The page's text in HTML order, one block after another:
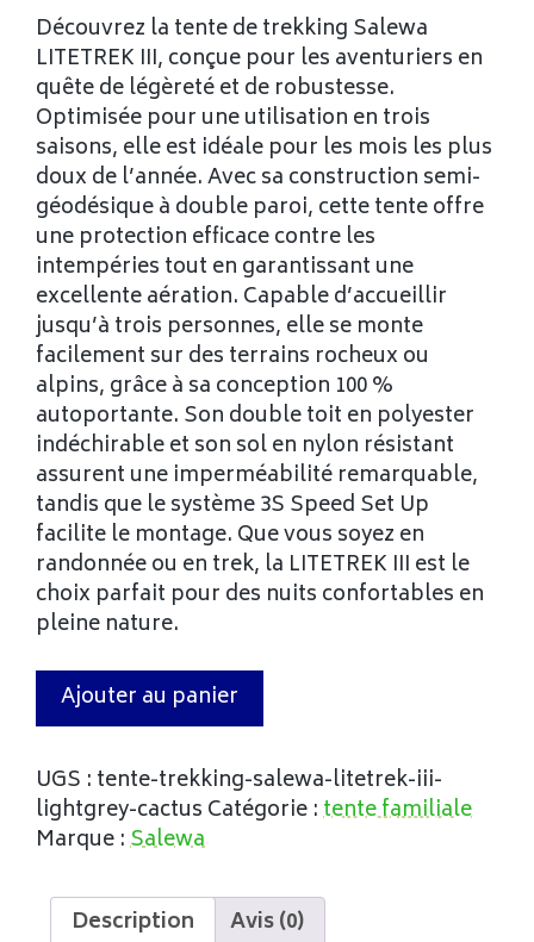
Découvrez la tente de trekking Salewa
LITETREK III, conçue pour les aventuriers en
quête de légèreté et de robustesse.
Optimisée pour une utilisation en trois
saisons, elle est idéale pour les mois les plus
doux de l’année. Avec sa construction semi-
géodésique à double paroi, cette tente offre
une protection efficace contre les
intempéries tout en garantissant une
excellente aération. Capable d’accueillir
jusqu’à trois personnes, elle se monte
facilement sur des terrains rocheux ou
alpins, grâce à sa conception 100 %
autoportante. Son double toit en polyester
indéchirable et son sol en nylon résistant
assurent une imperméabilité remarquable,
tandis que le système 3S Speed Set Up
facilite le montage. Que vous soyez en
randonnée ou en trek, la LITETREK III est le
choix parfait pour des nuits confortables en
pleine nature.
Ajouter au panier
UGS : tente-trekking-salewa-litetrek-iii-
lightgrey-cactus Catégorie :tente familiale
Marque :Salewa
Description
Avis (0)